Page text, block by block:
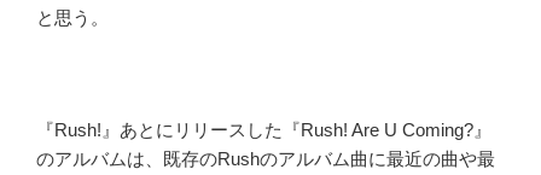
と思う。
『Rush!』あとにリリースした『Rush! Are U Coming?』
のアルバムは、既存のRushのアルバム曲に最近の曲や最